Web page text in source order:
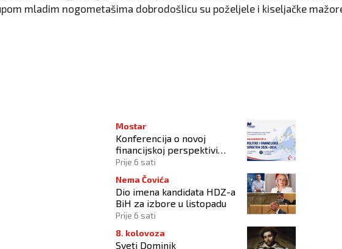
mladim nogometašima dobrodošlicu su poželjele i kiseljačke
POBJEDNIK TURNIRA
Mostar
Konferencija o novoj
financijskoj perspektivi
Europske unije 2028.–2034.
Prije 6 sati
Nema Čovića
Dio imena kandidata HDZ-a
BiH za izbore u listopadu
Prije 6 sati
8. kolovoza
Sveti Dominik